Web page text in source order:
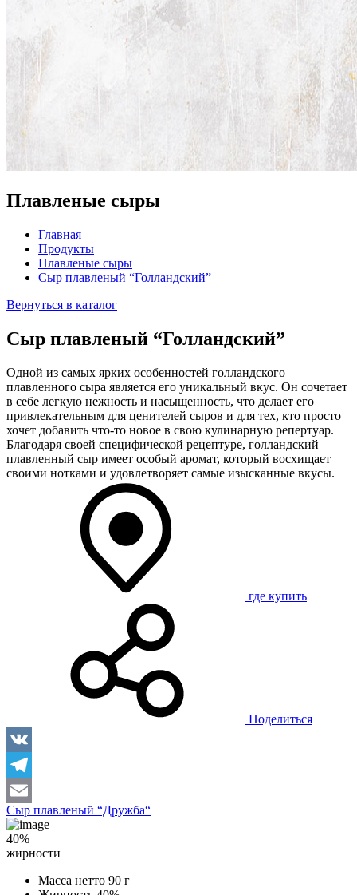
Плавленые сыры
Главная
Продукты
Плавленые сыры
Сыр плавленый “Голландский”
Вернуться в каталог
Сыр плавленый “Голландский”
Одной из самых ярких особенностей голландского
плавленного сыра является его уникальный вкус. Он сочетает
в себе легкую нежность и насыщенность, что делает его
привлекательным для ценителей сыров и для тех, кто просто
хочет добавить что-то новое в свою кулинарную репертуар.
Благодаря своей специфической рецептуре, голландский
плавленный сыр имеет особый аромат, который восхищает
своими нотками и удовлетворяет самые изысканные вкусы.
где купить
Поделиться
VK
Telegram
Email
Сыр плавленый “Дружба“
40%
жирности
Масса нетто 90 г